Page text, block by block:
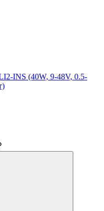
INS (40W, 9-48V, 0.5-